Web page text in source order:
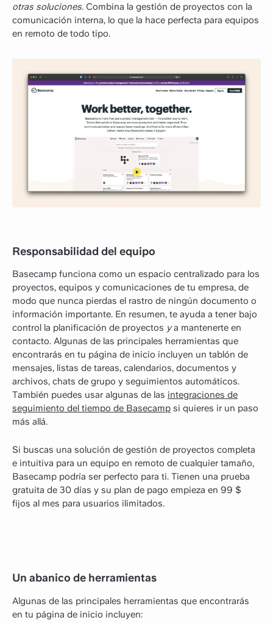
otras soluciones. Combina la gestión de proyectos con la
comunicación interna, lo que la hace perfecta para equipos
en remoto de todo tipo.
Responsabilidad del equipo
Basecamp funciona como un espacio centralizado para los
proyectos, equipos y comunicaciones de tu empresa, de
modo que nunca pierdas el rastro de ningún documento o
información importante. En resumen, te ayuda a tener bajo
control la planificación de proyectos ya mantenerte en
contacto. Algunas de las principales herramientas que
encontrarás en tu página de inicio incluyen un tablón de
mensajes, listas de tareas, calendarios, documentos y
archivos, chats de grupo y seguimientos automáticos.
También puedes usar algunas de las integraciones de
seguimiento del tiempo de Basecamp si quieres ir un paso
más allá.
Si buscas una solución de gestión de proyectos completa
e intuitiva para un equipo en remoto de cualquier tamaño,
Basecamp podría ser perfecto para ti. Tienen una prueba
gratuita de 30 días y su plan de pago empieza en 99 $
fijos al mes para usuarios ilimitados.
Un abanico de herramientas
Algunas de las principales herramientas que encontrarás
en tu página de inicio incluyen: